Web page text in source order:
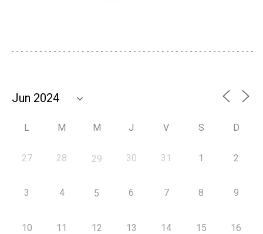
L M M J V S D
27 28 29 30 31 1 2
3 4 5 6 7 8 9
10 11 12 13 14 15 16